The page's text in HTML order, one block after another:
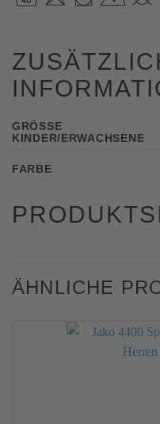
GRÖSSE K
INDER/ERWACHSENE
FARBE
ÄHNLICHE